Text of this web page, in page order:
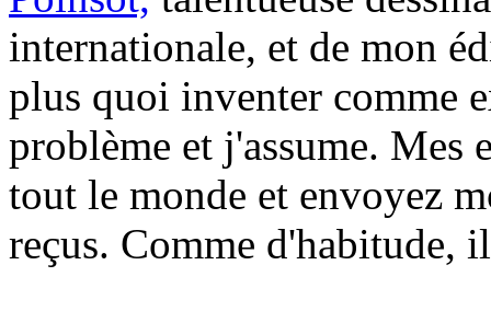
internationale, et de mon
plus quoi inventer comme
problème et j'assume. Mes
tout le monde et envoyez
reçus. Comme d'habitude,